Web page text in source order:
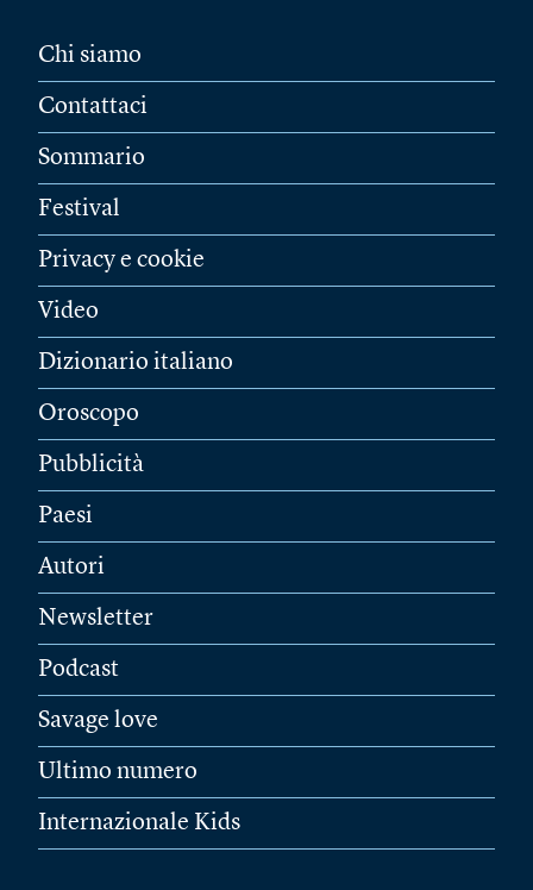
Chi siamo
Contattaci
Sommario
Festival
Privacy e cookie
Video
Dizionario italiano
Oroscopo
Pubblicità
Paesi
Autori
Newsletter
Podcast
Savage love
Ultimo numero
Internazionale Kids